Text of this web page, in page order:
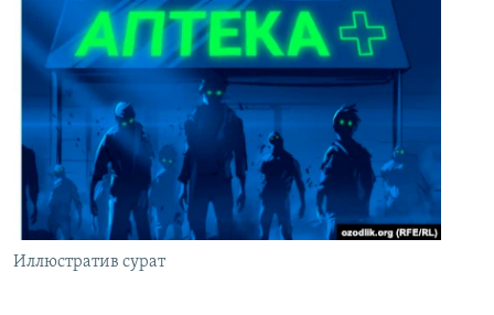
Иллюстратив сурат